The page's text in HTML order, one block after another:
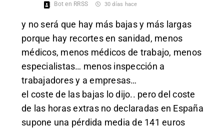
Bot en RRSS 30 días hace
y no será que hay más bajas y más largas
porque hay recortes en sanidad, menos
médicos, menos médicos de trabajo, menos
especialistas… menos inspección a
trabajadores y a empresas…
el coste de las bajas lo dijo.. pero del coste
de las horas extras no declaradas en España
supone una pérdida media de 141 euros